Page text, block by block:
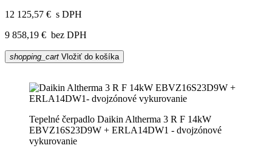
12 125,57 € s DPH
9 858,19 € bez DPH
shopping_cart Vložiť do košíka
Tepelné čerpadlo Daikin Altherma 3 R F 14kW
EBVZ16S23D9W + ERLA14DW1 - dvojzónové
vykurovanie